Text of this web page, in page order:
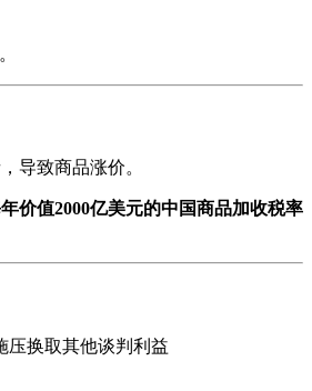
导致商品涨价。
价值2000亿美元的中国商品加收税率
压换取其他谈判利益